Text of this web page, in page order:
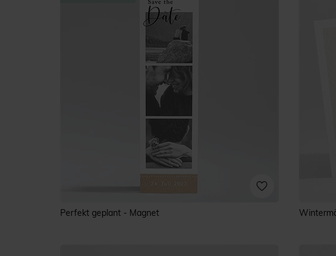
Perfekt geplant - Magnet